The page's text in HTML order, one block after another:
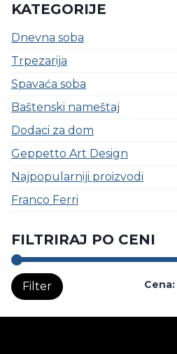
KATEGORIJE
Dnevna soba
Trpezarija
Spavaća soba
Baštenski nameštaj
Dodaci za dom
Geppetto Art Design
Najpopularniji proizvodi
Franco Ferri
FILTRIRAJ PO CENI
Filter Cena: